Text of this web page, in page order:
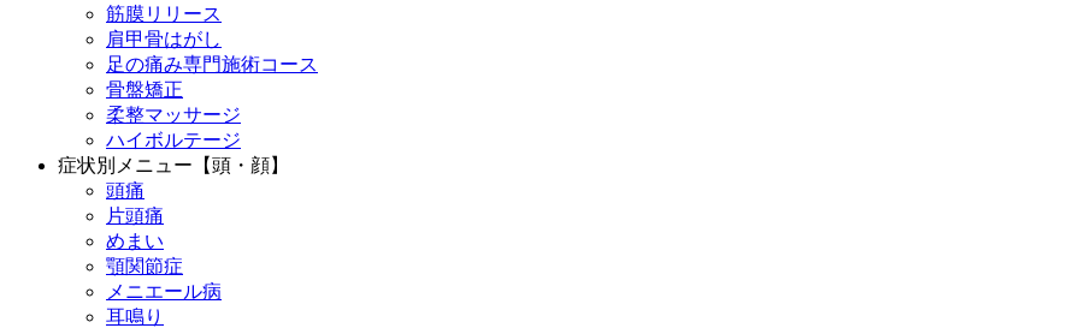
筋膜リリース
肩甲骨はがし
足の痛み専門施術コース
骨盤矯正
柔整マッサージ
ハイボルテージ
症状別メニュー【頭・顔】
頭痛
片頭痛
めまい
顎関節症
メニエール病
耳鳴り